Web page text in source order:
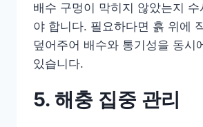
배수 구멍이 막히지 않았는지 수
야 합니다. 필요하다면 흙 위에
덮어주어 배수와 통기성을 동시
있습니다.
5. 해충 집중 관리